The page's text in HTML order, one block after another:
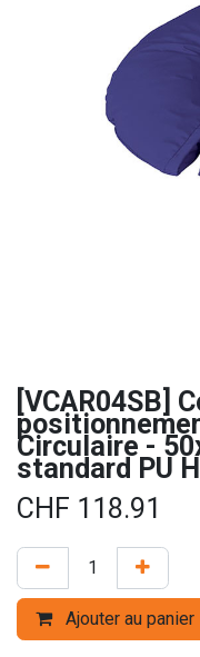
[VCAR04SB]
Circulaire -
standard PU
CHF 118.91
Ajouter au panier